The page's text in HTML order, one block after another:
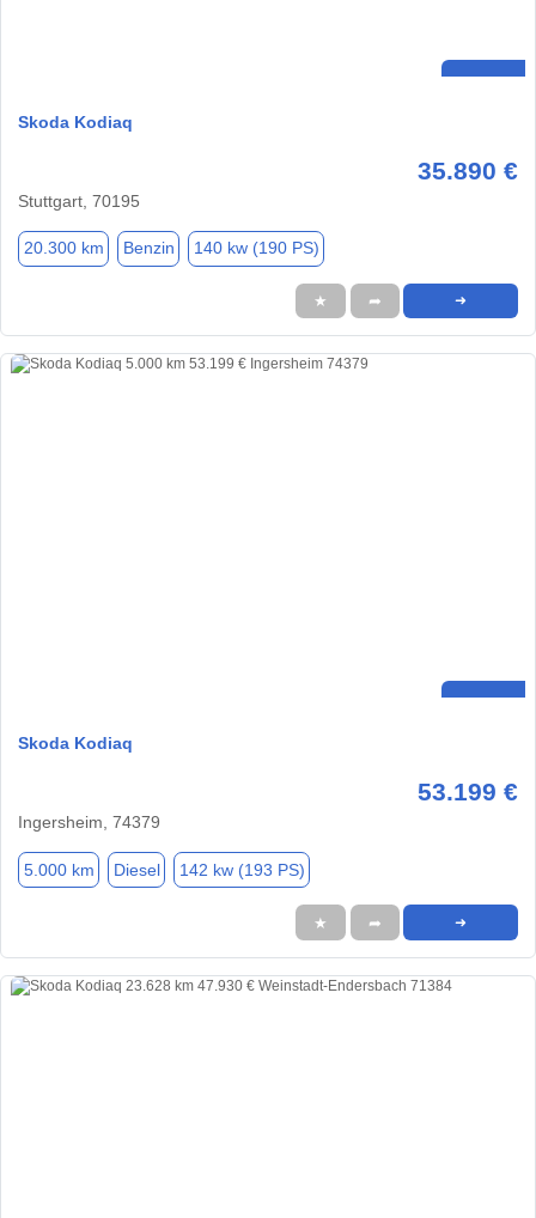
Skoda Kodiaq
35.890 €
Stuttgart, 70195
20.300 km Benzin 140 kw (190 PS)
★ ➦ ➜
Skoda Kodiaq
53.199 €
Ingersheim, 74379
5.000 km Diesel 142 kw (193 PS)
★ ➦ ➜